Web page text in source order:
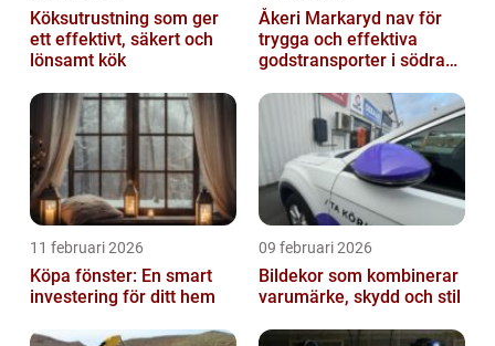
Köksutrustning som ger
ett effektivt, säkert och
lönsamt kök
Åkeri Markaryd nav för
trygga och effektiva
godstransporter i södra
11 februari 2026
Köpa fönster: En smart
investering för ditt hem
09 februari 2026
Bildekor som kombinerar
varumärke, skydd och stil